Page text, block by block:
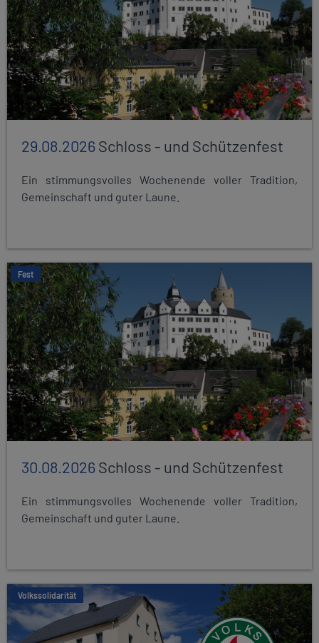
29.08.2026Schloss - und Schützenfest
Ein stimmungsvolles Wochenende voller Tradition,
Gemeinschaft und guter Laune.
Fest
30.08.2026Schloss - und Schützenfest
Ein stimmungsvolles Wochenende voller Tradition,
Gemeinschaft und guter Laune.
Volkssolidarität